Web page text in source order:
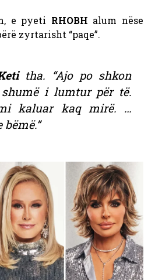
e pyeti RHOBH alum nëse
zyrtarisht “paqe”.
tha. “Ajo po shkon
i lumtur për të.
kaluar kaq mirë. …